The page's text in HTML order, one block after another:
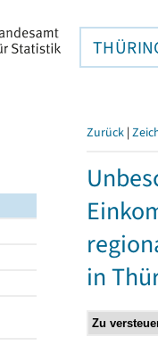
Zurück |
in